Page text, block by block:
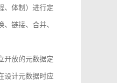
、体制）进行定
链接、合并、
开放的元数据定
设计元数据时应